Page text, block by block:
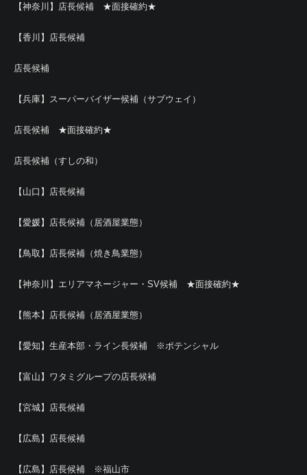
【神奈川】店長候補 ★面接確約★
【香川】店長候補
店長候補
【兵庫】スーパーバイザー候補（サブウェイ）
店長候補 ★面接確約★
店長候補（すしの和）
【山口】店長候補
【愛媛】店長候補（居酒屋業態）
【鳥取】店長候補（焼き鳥業態）
【神奈川】エリアマネージャー・SV候補 ★面接確約★
【熊本】店長候補（居酒屋業態）
【愛知】生産本部・ライン長候補 ※ポテンシャル
【富山】ワタミグループの店長候補
【宮城】店長候補
【広島】店長候補
【広島】店長候補 ※福山市